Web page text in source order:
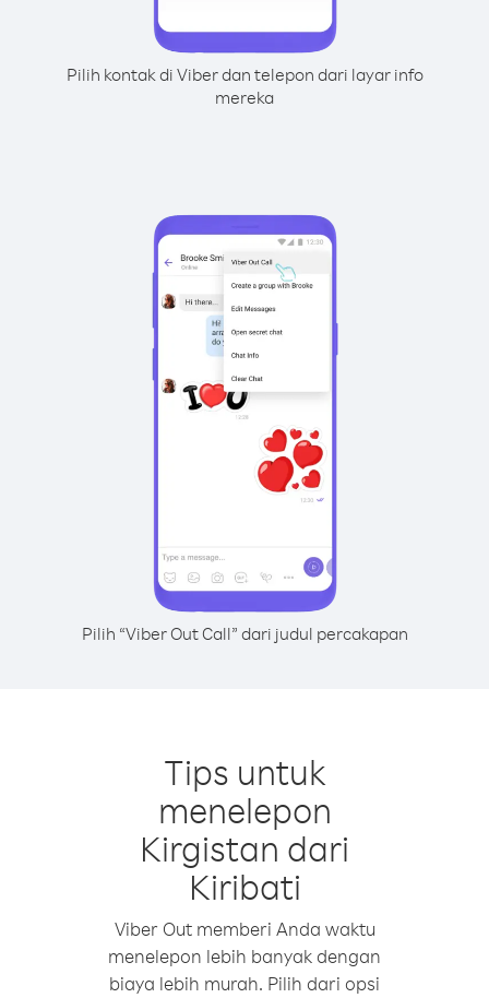
Pilih kontak di Viber dan telepon dari layar info
mereka
Pilih “Viber Out Call” dari judul percakapan
Tips untuk
menelepon
Kirgistan dari
Kiribati
Viber Out memberi Anda waktu
menelepon lebih banyak dengan
biaya lebih murah. Pilih dari opsi